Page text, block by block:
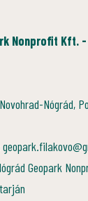
Nonprofit Kft.
Nógrád,
Geopark